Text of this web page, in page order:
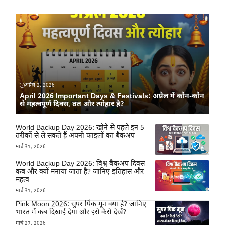
अप्रैल 2, 2026
April 2026 Important Days & Festivals: अप्रैल में कौन-कौन
से महत्वपूर्ण दिवस, व्रत और त्योहार है?
World Backup Day 2026: खोने से पहले इन 5
तरीकों से ले सकते हैं अपनी फाइलों का बैकअप
मार्च 31, 2026
World Backup Day 2026: विश्व बैकअप दिवस
कब और क्यों मनाया जाता है? जानिए इतिहास और
महत्व
मार्च 31, 2026
Pink Moon 2026: सुपर पिंक मून क्या है? जानिए
भारत में कब दिखाई देगा और इसे कैसे देखें?